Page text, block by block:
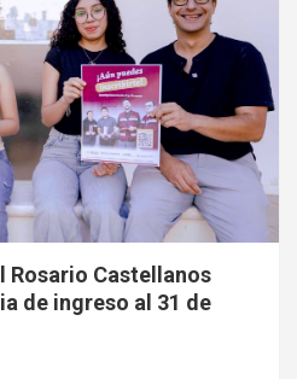
Rosario Castellanos
de ingreso al 31 de